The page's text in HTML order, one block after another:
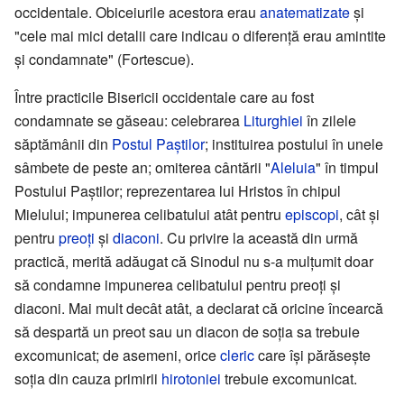
occidentale. Obiceiurile acestora erau anatematizateși
"cele mai mici detalii care indicau o diferență erau amintite
și condamnate" (Fortescue).
Între practicile Bisericii occidentale care au fost
condamnate se găseau: celebrarea Liturghiei în zilele
săptămânii din Postul Paştilor; instituirea postului în unele
sâmbete de peste an; omiterea cântării "Aleluia" în timpul
Postului Paștilor; reprezentarea lui Hristos în chipul
Mielului; impunerea celibatului atât pentru episcopi, cât și
pentru preoți și diaconi. Cu privire la această din urmă
practică, merită adăugat că Sinodul nu s-a mulțumit doar
să condamne impunerea celibatului pentru preoți și
diaconi. Mai mult decât atât, a declarat că oricine încearcă
să despartă un preot sau un diacon de soția sa trebuie
excomunicat; de asemeni, oriceclericcare își părăsește
soția din cauza primirii hirotoniei trebuie excomunicat.